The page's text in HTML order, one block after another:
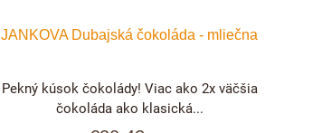
JANKOVA Dubajská čokoláda - mliečna
Pekný kúsok čokolády! Viac ako 2x väčšia
čokoláda ako klasická...